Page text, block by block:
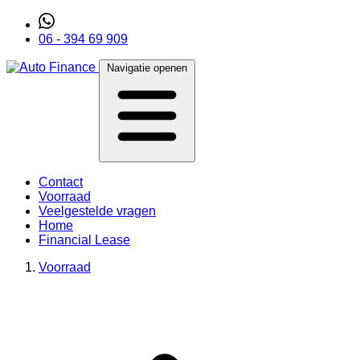
06 - 394 69 909
Navigatie openen
Contact
Voorraad
Veelgestelde vragen
Home
Financial Lease
Voorraad